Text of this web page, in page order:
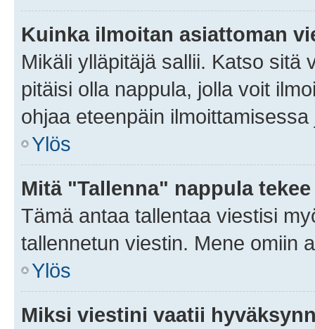
Kuinka ilmoitan asiattoman
Mikäli ylläpitäjä sallii. Katso sitä
pitäisi olla nappula, jolla voit
ohjaa eteenpäin
Ylös
Mitä "Tallenna" nappula
Tämä antaa tallentaa viestisi
tallennetun viestin. Mene omiin
Ylös
Miksi viestini vaatii